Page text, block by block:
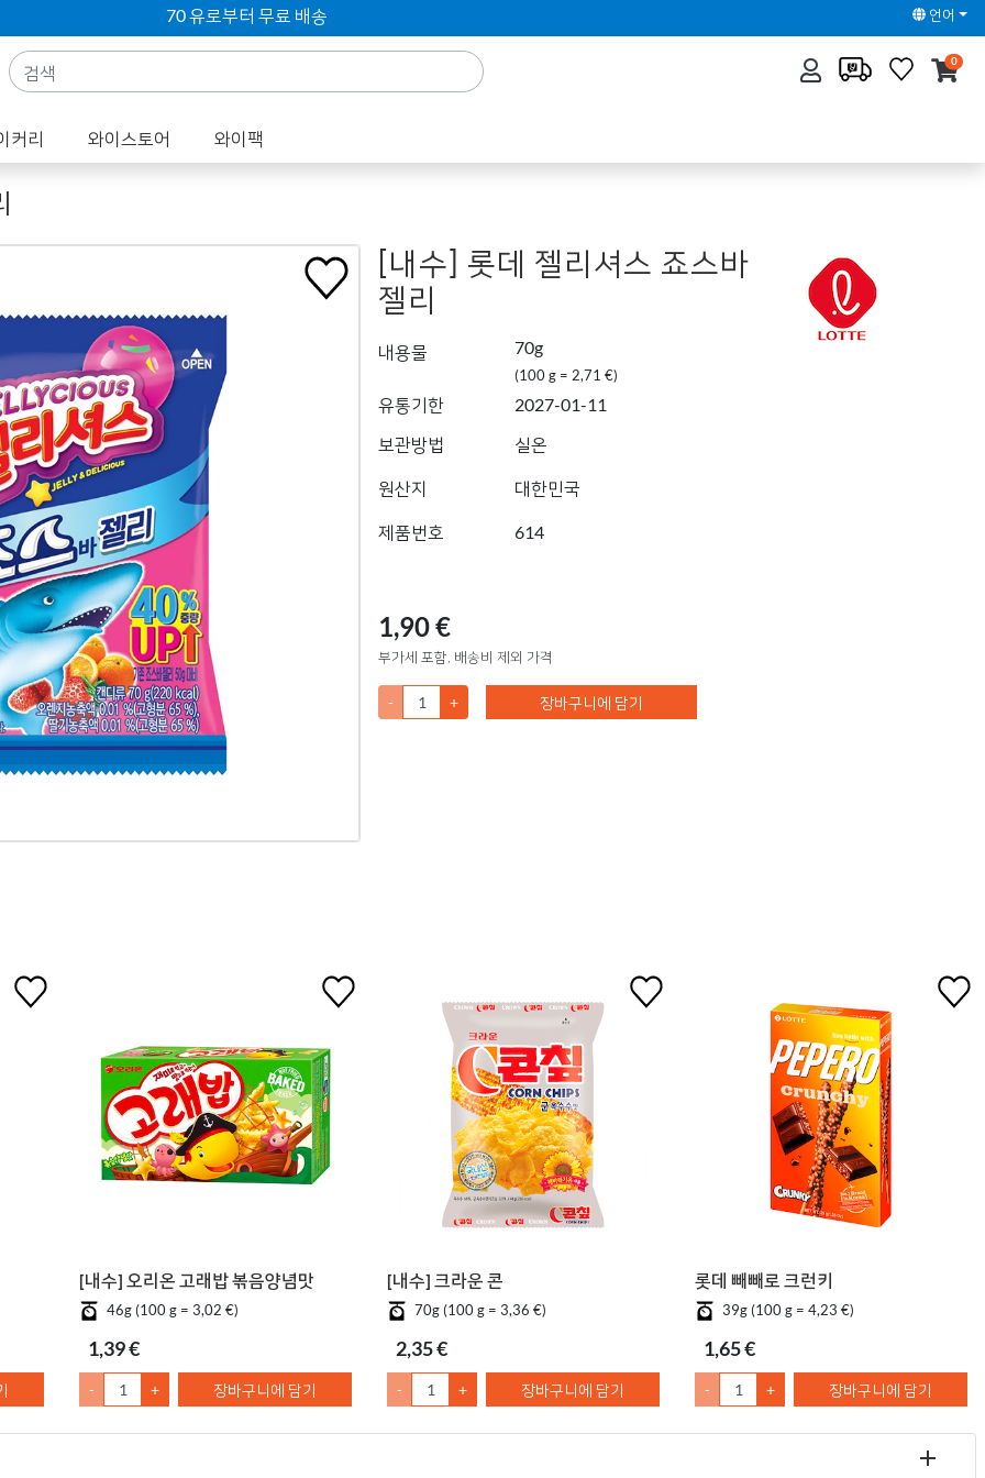
70 유로부터 무료 배송 언어
0
커리 와이스토어 와이팩
[내수] 롯데 젤리셔스 죠스바
젤리
내용물 70g
(100 g = 2,71 €)
유통기한
2027-01-11
보관방법
실온
원산지 대한민국
제품번호 614
1,90 €
부가세 포함, 배송비 제외 가격
- + 장바구니에 담기
[내수] 오리온 고래밥 볶음양념맛
46g (100 g = 3,02 €)
1,39 €
- + 장바구니에 담기
[내수] 크라운 콘칲
70g (100 g = 3,36 €)
2,35 €
- + 장바구니에 담기
롯데 빼빼로 크런키
39g (100 g = 4,23 €)
1,65 €
- + 장바구니에 담기